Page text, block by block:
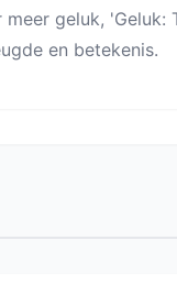
geluk,
en betekenis.